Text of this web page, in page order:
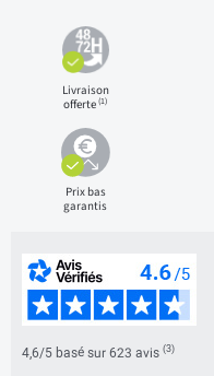
Livraison
offerte(1)
Prix bas
garantis
4,6/5 basé sur 623 avis (3)